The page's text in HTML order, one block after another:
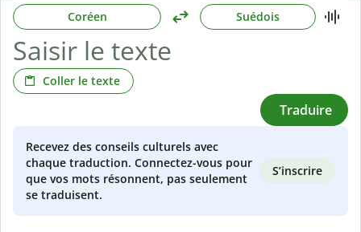
Coréen Suédois
Coller le texte
Traduire
Recevez des conseils culturels avec
chaque traduction. Connectez-vous pour
que vos mots résonnent, pas seulement
se traduisent.
S’inscrire